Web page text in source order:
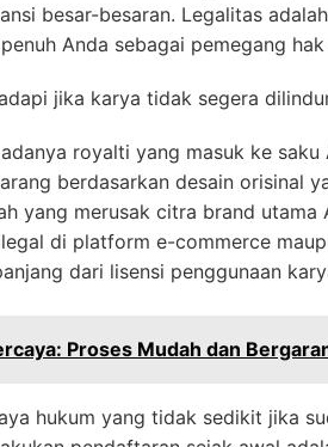
besar-besaran. Legalitas
Anda sebagai pemegang
jika karya tidak segera
royalti yang masuk ke saku
berdasarkan desain orisinal
yang merusak citra brand utama
di platform e-commerce
dari lisensi penggunaan
Proses Mudah dan
hukum yang tidak sedikit jika